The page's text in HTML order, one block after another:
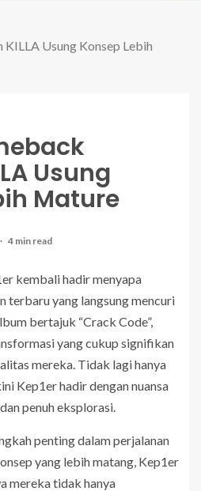
Usung Konsep Lebih
Usung
Mature
4 min read
kembali hadir menyapa
terbaru yang langsung mencuri
bertajuk “Crack Code”,
yang cukup signifikan
mereka. Tidak lagi hanya
Kep1er hadir dengan nuansa
penuh eksplorasi.
penting dalam perjalanan
yang lebih matang, Kep1er
mereka tidak hanya